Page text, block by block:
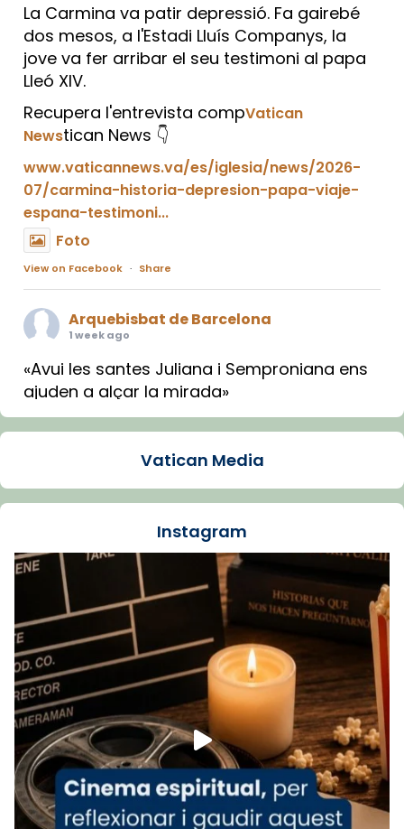
La Carmina va patir depressió. Fa gairebé
dos mesos, a l'Estadi Lluís Companys, la
jove va fer arribar el seu testimoni al papa
Lleó XIV.
Recupera l'entrevista compVatican
Newstican News 👇
www.vaticannews.va/es/iglesia/news/2026-
07/carmina-historia-depresion-papa-viaje-
espana-testimoni...
Foto
View on Facebook · Share
Arquebisbat de Barcelona
1 week ago
«Avui les santes Juliana i Semproniana ens
ajuden a alçar la mirada»
Mons. Sergi Gordo, bisbe de Tortosa, ha
Santes de Mataró.
🔗tinyurl.com/cvu5jmbk
Foto
View on Facebook Share
Arquebisbat de Barcelonais at Catedral
de Barcelona.
1 week ago
Aquest dilluns, 27 de juliol, ha tingut lloc la
missa d’acció de gràcies en agraïment al
comitè organitzador de la visita apostòlica
del Sant Pare Lleó XIV a Barcelona, i als
col·laboradors, a la Catedral de Barcelona.
L’arquebisbe de Barcelona, el cardenal Joan
Vatican Media
Instagram